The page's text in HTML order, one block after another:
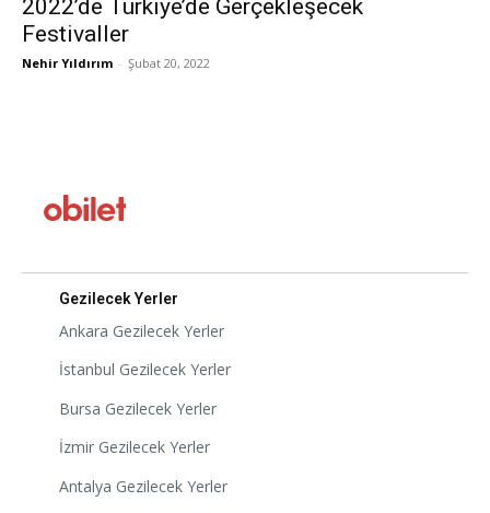
2022’de Türkiye’de Gerçekleşecek
Festivaller
Nehir Yıldırım - Şubat 20, 2022
Gezilecek Yerler
Ankara Gezilecek Yerler
İstanbul Gezilecek Yerler
Bursa Gezilecek Yerler
İzmir Gezilecek Yerler
Antalya Gezilecek Yerler